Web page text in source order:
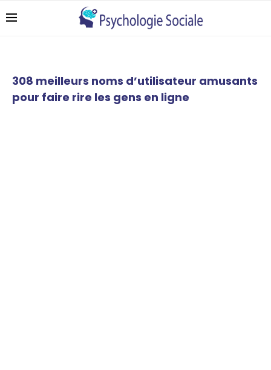
308 meilleurs noms d’utilisateur amusants
pour faire rire les gens en ligne